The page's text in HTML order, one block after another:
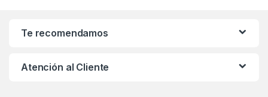
Te recomendamos
Atención al Cliente